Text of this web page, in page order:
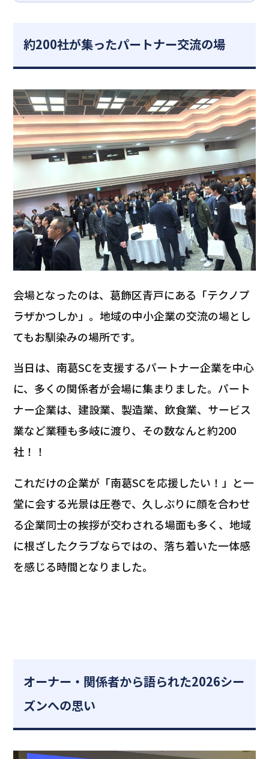
約200社が集ったパートナー交流の場
会場となったのは、葛飾区青戸にある「テクノプ
ラザかつしか」。地域の中小企業の交流の場とし
てもお馴染みの場所です。
当日は、南葛SCを支援するパートナー企業を中心
に、多くの関係者が会場に集まりました。パート
ナー企業は、建設業、製造業、飲食業、サービス
業など業種も多岐に渡り、その数なんと約200
社！！
これだけの企業が「南葛SCを応援したい！」と一
堂に会する光景は圧巻で、久しぶりに顔を合わせ
る企業同士の挨拶が交わされる場面も多く、地域
に根ざしたクラブならではの、落ち着いた一体感
を感じる時間となりました。
オーナー・関係者から語られた2026シー
ズンへの思い